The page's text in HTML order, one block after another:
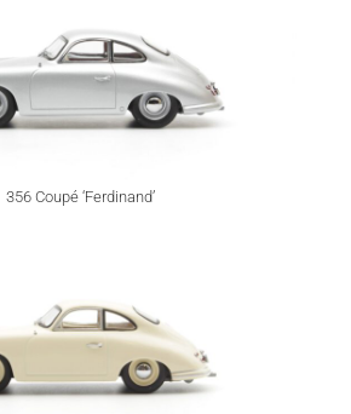
356 Coupé ‘Ferdinand’